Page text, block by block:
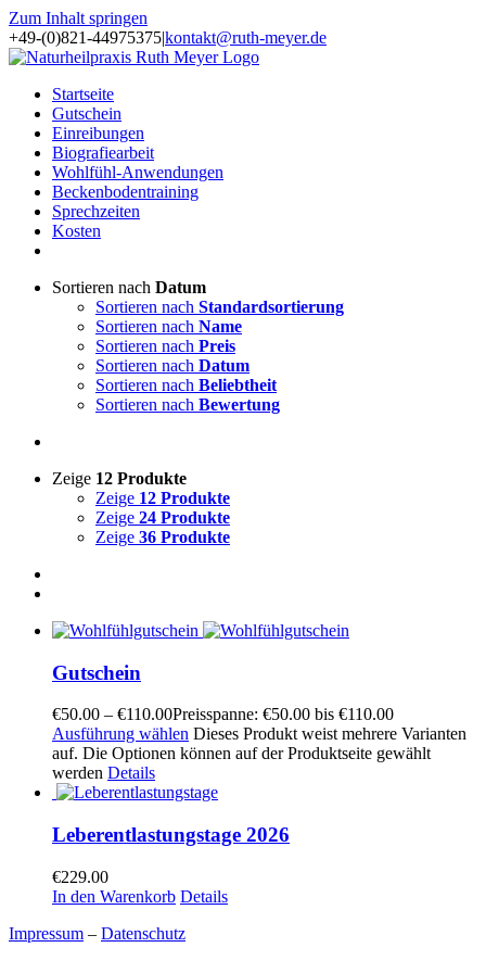
Zum Inhalt springen
+49-(0)821-44975375|kontakt@ruth-meyer.de
Startseite
Gutschein
Einreibungen
Biografiearbeit
Wohlfühl-Anwendungen
Beckenbodentraining
Sprechzeiten
Kosten
Sortieren nach Datum
Sortieren nach Standardsortierung
Sortieren nach Name
Sortieren nach Preis
Sortieren nach Datum
Sortieren nach Beliebtheit
Sortieren nach Bewertung
Zeige 12 Produkte
Zeige 12 Produkte
Zeige 24 Produkte
Zeige 36 Produkte
Gutschein
€50.00 – €110.00Preisspanne: €50.00 bis €110.00
Ausführung wählen Dieses Produkt weist mehrere Varianten
auf. Die Optionen können auf der Produktseite gewählt
werden Details
Leberentlastungstage 2026
€229.00
In den Warenkorb Details
Impressum – Datenschutz